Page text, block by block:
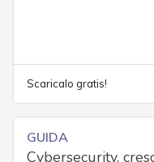
Scaricalo gratis!
GUIDA
Cybersecurity,